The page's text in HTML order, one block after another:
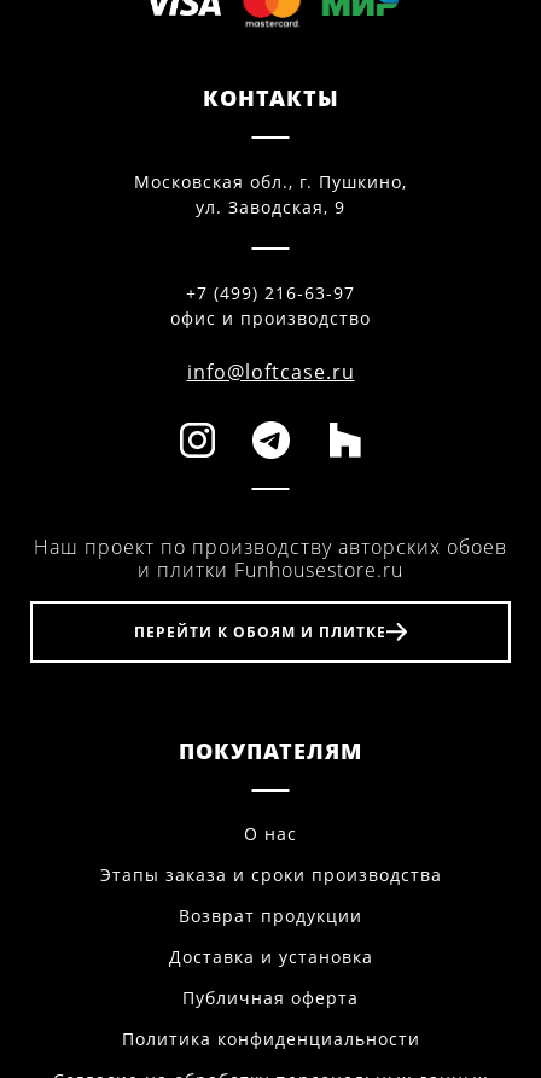
КОНТАКТЫ
Московская обл., г. Пушкино,
ул. Заводская, 9
+7 (499) 216-63-97
офис и производство
info@loftcase.ru
Наш проект по производству авторских обоев
и плитки Funhousestore.ru
ПЕРЕЙТИ К ОБОЯМ И ПЛИТКЕ
ПОКУПАТЕЛЯМ
О нас
Этапы заказа и сроки производства
Возврат продукции
Доставка и установка
Публичная оферта
Политика конфиденциальности